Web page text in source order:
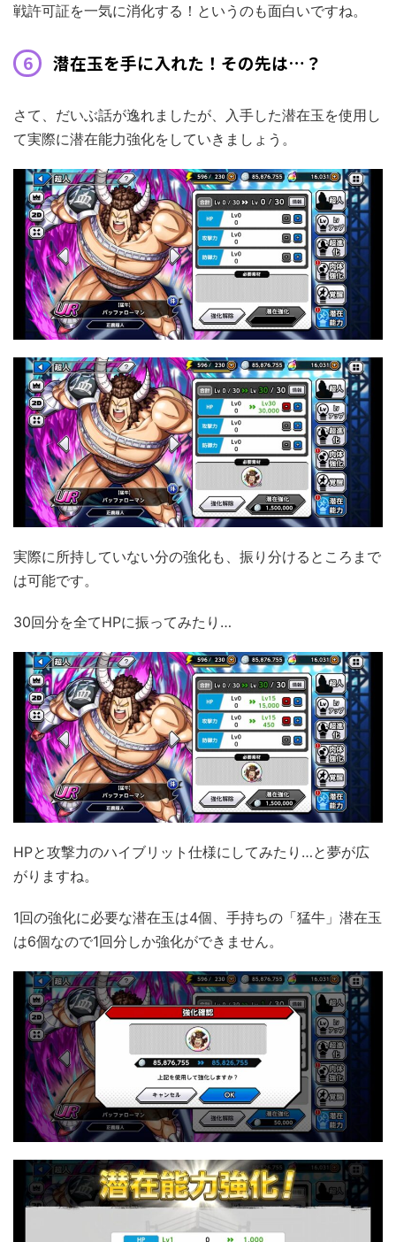
戦許可証を一気に消化する！というのも面白いですね。
潜在玉を手に入れた！その先は…？
さて、だいぶ話が逸れましたが、入手した潜在玉を使用し
て実際に潜在能力強化をしていきましょう。
実際に所持していない分の強化も、振り分けるところまで
は可能です。
30回分を全てHPに振ってみたり…
HPと攻撃力のハイブリット仕様にしてみたり…と夢が広
がりますね。
1回の強化に必要な潜在玉は4個、手持ちの「猛牛」潜在玉
は6個なので1回分しか強化ができません。